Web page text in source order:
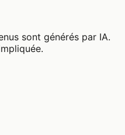
sont générés par IA.